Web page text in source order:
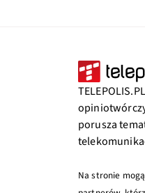
porusza
Na stronie